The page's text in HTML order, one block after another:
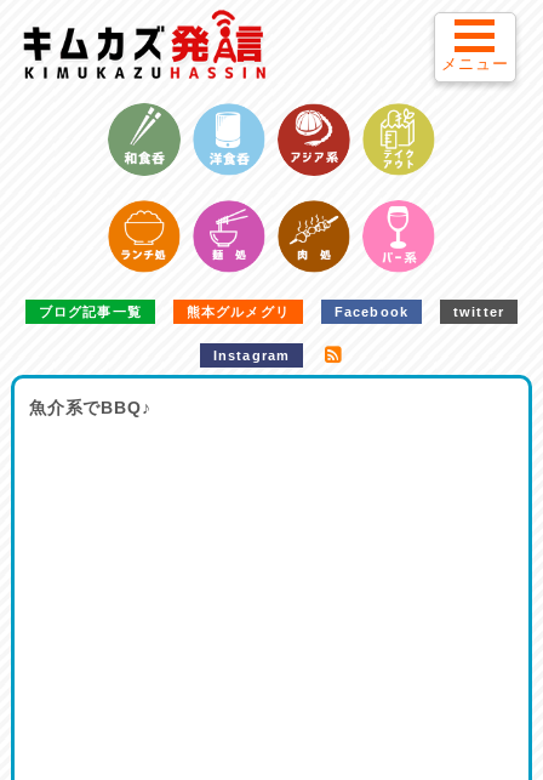
ブログ記事一覧 熊本グルメグリ Facebook twitter
Instagram
魚介系でBBQ♪
メニュー